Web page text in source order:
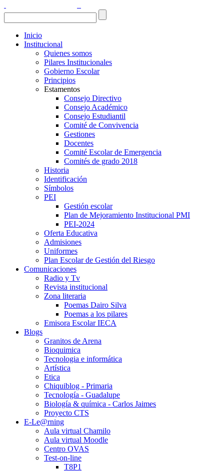
Inicio
Institucional
Quienes somos
Pilares Institucionales
Gobierno Escolar
Principios
Estamentos
Consejo Directivo
Consejo Académico
Consejo Estudiantil
Comité de Convivencia
Gestiones
Docentes
Comité Escolar de Emergencia
Comités de grado 2018
Historia
Identificación
Símbolos
PEI
Gestión escolar
Plan de Mejoramiento Institucional PMI
PEI-2024
Oferta Educativa
Admisiones
Uniformes
Plan Escolar de Gestión del Riesgo
Comunicaciones
Radio y Tv
Revista institucional
Zona literaria
Poemas Dairo Silva
Poemas a los pilares
Emisora Escolar IECA
Blogs
Granitos de Arena
Bioquimica
Tecnologia e informática
Artística
Etica
Chiquiblog - Primaria
Tecnología - Guadalupe
Biología & química - Carlos Jaimes
Proyecto CTS
E-Le@rning
Aula virtual Chamilo
Aula virtual Moodle
Centro OVAS
Test-on-line
T8P1